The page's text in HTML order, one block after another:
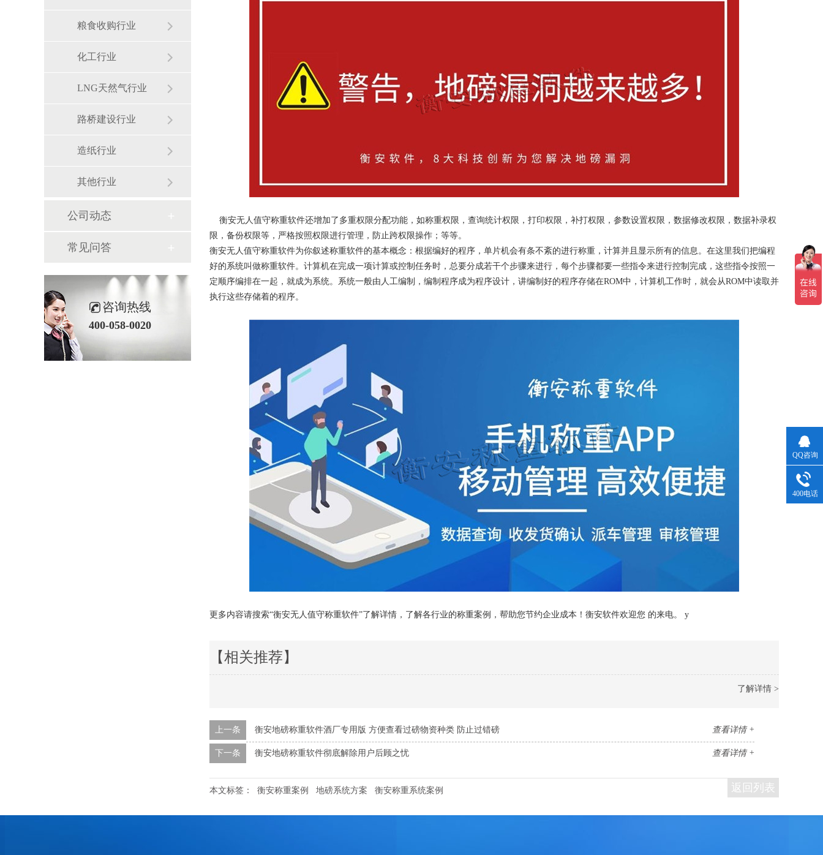
衡安无人值守称重软件还增加了多重权限分配功能，如称重权限，查询统计权限，打印权限，补打权限，参数设置权限，数据修改权限，数据补录权
限，备份权限等，严格按照权限进行管理，防止跨权限操作；等等。
衡安无人值守称重软件为你叙述称重软件的基本概念：根据编好的程序，单片机会有条不紊的进行称重，计算并且显示所有的信息。在这里我们把编程
好的系统叫做称重软件。计算机在完成一项计算或控制任务时，总要分成若干个步骤来进行，每个步骤都要一些指令来进行控制完成，这些指令按照一
定顺序编排在一起，就成为系统。系统一般由人工编制，编制程序成为程序设计，讲编制好的程序存储在ROM中，计算机工作时，就会从ROM中读取并
执行这些存储着的程序。
更多内容请搜索“衡安无人值守称重软件”了解详情，了解各行业的称重案例，帮助您节约企业成本！衡安软件欢迎您 的来电。 y
【相关推荐】
了解详情 >
查看详情 +
上一条 衡安地磅称重软件酒厂专用版 方便查看过磅物资种类 防止过错磅
查看详情 +
下一条 衡安地磅称重软件彻底解除用户后顾之忧
返回列表
本文标签： 衡安称重案例 地磅系统方案 衡安称重系统案例
粮食收购行业
化工行业
LNG天然气行业
路桥建设行业
造纸行业
其他行业
公司动态
常见问答
咨询热线
400-058-0020
QQ咨询
400电话